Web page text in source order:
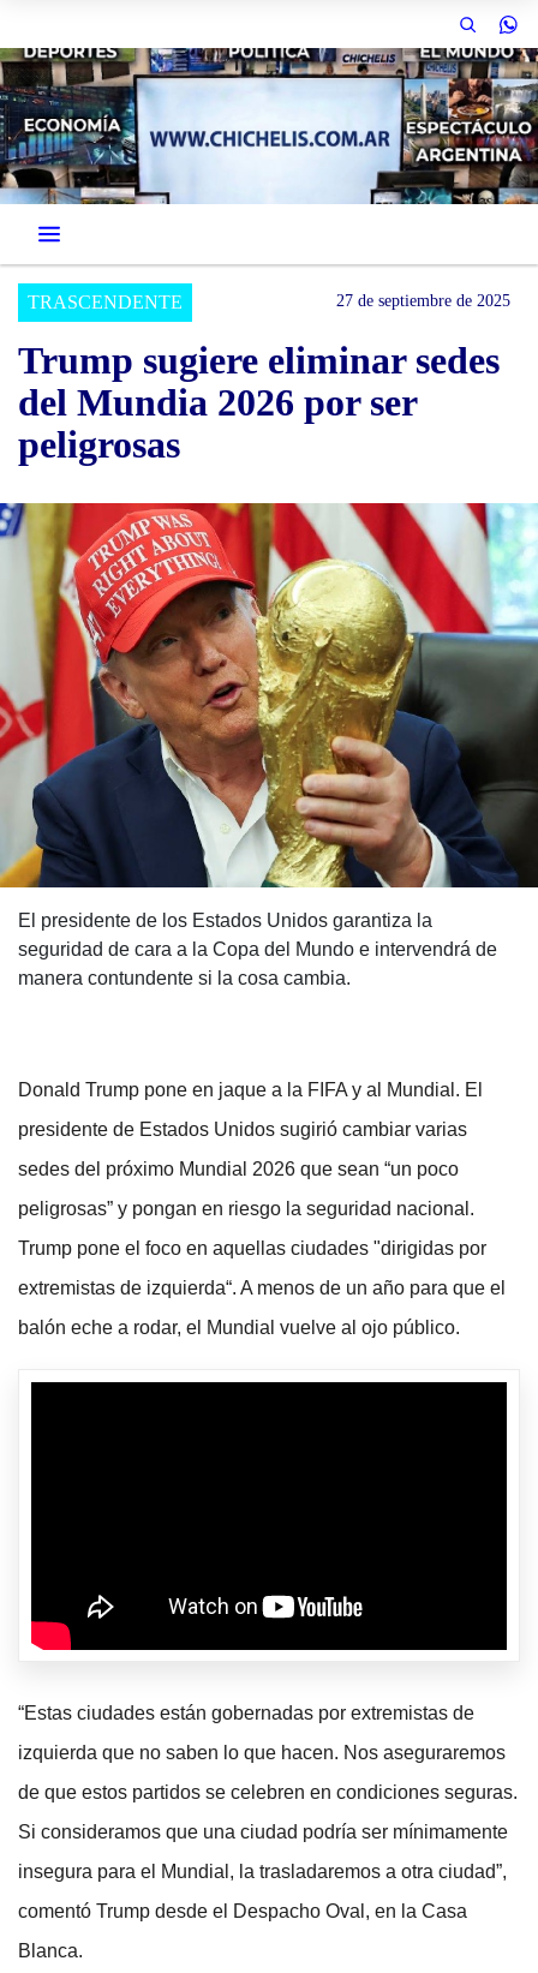
TRASCENDENTE 27 de septiembre de 2025
Trump sugiere eliminar sedes
del Mundia 2026 por ser
peligrosas
El presidente de los Estados Unidos garantiza la
seguridad de cara a la Copa del Mundo e intervendrá de
manera contundente si la cosa cambia.
Donald Trump pone en jaque a la FIFA y al Mundial. El
presidente de Estados Unidos sugirió cambiar varias
sedes del próximo Mundial 2026 que sean “un poco
peligrosas” y pongan en riesgo la seguridad nacional.
Trump pone el foco en aquellas ciudades "dirigidas por
extremistas de izquierda“. A menos de un año para que el
balón eche a rodar, el Mundial vuelve al ojo público.
“Estas ciudades están gobernadas por extremistas de
izquierda que no saben lo que hacen. Nos aseguraremos
de que estos partidos se celebren en condiciones seguras.
Si consideramos que una ciudad podría ser mínimamente
insegura para el Mundial, la trasladaremos a otra ciudad”,
comentó Trump desde el Despacho Oval, en la Casa
Blanca.